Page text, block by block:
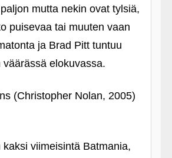
mutta nekin ovat tylsiä,
puisevaa tai muuten vaan
ja Brad Pitt tuntuu
elokuvassa.
(Christopher Nolan, 2005)
kaksi viimeisintä Batmania,